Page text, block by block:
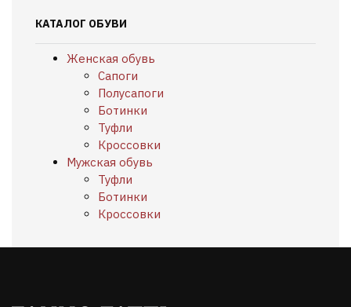
КАТАЛОГ ОБУВИ
Женская обувь
Сапоги
Полусапоги
Ботинки
Туфли
Кроссовки
Мужская обувь
Туфли
Ботинки
Кроссовки